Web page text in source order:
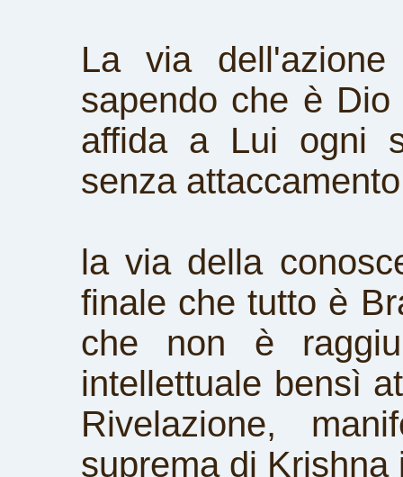
La via
sapendo che è
affida a Lui ogni
senza
la via della
finale che tutto è
che non è
intellettuale bensì
Rivelazione,
suprema di